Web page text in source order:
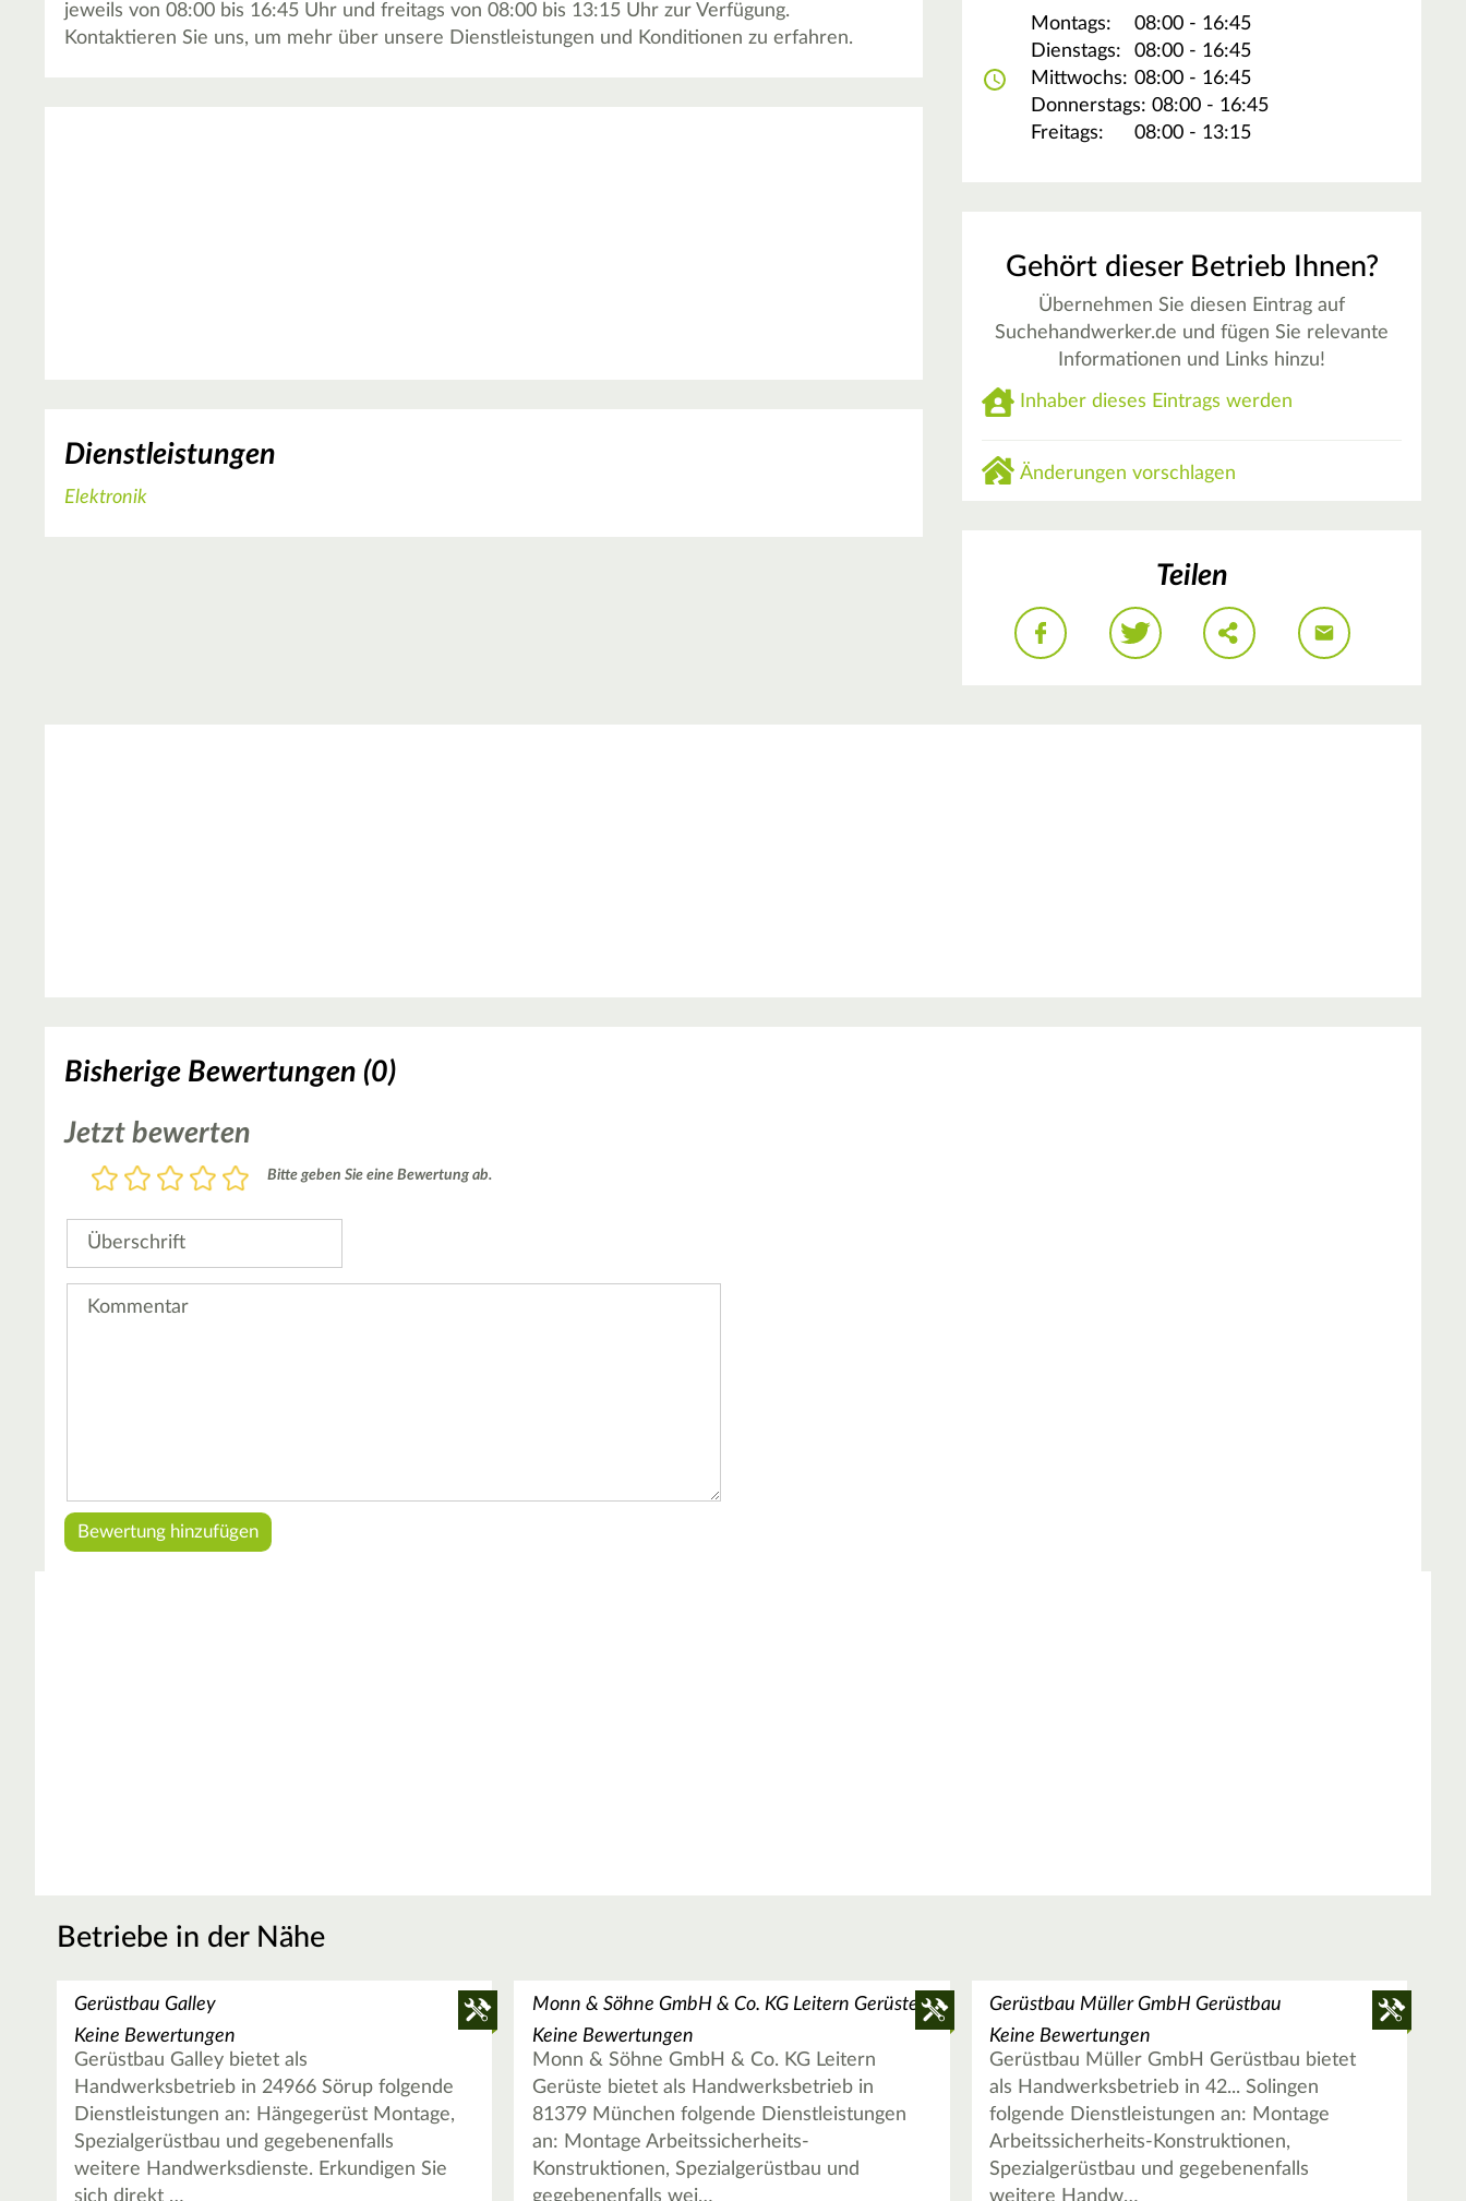
jeweils von 08:00 bis 16:45 Uhr und freitags von 08:00 bis 13:15 Uhr zur Verfügung.
Kontaktieren Sie uns, um mehr über unsere Dienstleistungen und Konditionen zu erfahren.
Dienstleistungen
Elektronik
Montags:
08:00 - 16:45
Dienstags:
08:00 - 16:45
Mittwochs: 08:00 - 16:45
Donnerstags: 08:00 - 16:45
Freitags:
08:00 - 13:15
Gehört dieser Betrieb Ihnen?
Übernehmen Sie diesen Eintrag auf
Suchehandwerker.de und fügen Sie relevante
Informationen und Links hinzu!
Inhaber dieses Eintrags werden
Änderungen vorschlagen
Teilen
Bisherige Bewertungen (0)
Jetzt bewerten
Bewertung
5
4
3
2
1
Bitte geben Sie eine Bewertung ab.
Überschrift
Betriebe in der Nähe
Gerüstbau Galley
Keine Bewertungen
Gerüstbau Galley bietet als
Handwerksbetrieb in 24966 Sörup folgende
Dienstleistungen an: Hängegerüst Montage,
Spezialgerüstbau und gegebenenfalls
weitere Handwerksdienste. Erkundigen Sie
sich direkt …
Monn & Söhne GmbH & Co. KG Leitern Gerüste
Keine Bewertungen
Monn & Söhne GmbH & Co. KG Leitern
Gerüste bietet als Handwerksbetrieb in
81379 München folgende Dienstleistungen
an: Montage Arbeitssicherheits-
Konstruktionen, Spezialgerüstbau und
gegebenenfalls wei…
Gerüstbau Müller GmbH Gerüstbau
Keine Bewertungen
Gerüstbau Müller GmbH Gerüstbau bietet
als Handwerksbetrieb in 42... Solingen
folgende Dienstleistungen an: Montage
Arbeitssicherheits-Konstruktionen,
Spezialgerüstbau und gegebenenfalls
weitere Handw…